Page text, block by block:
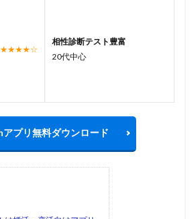
★★★★☆
相性診断テスト豊富
20代中心
プリ無料ダウンロード